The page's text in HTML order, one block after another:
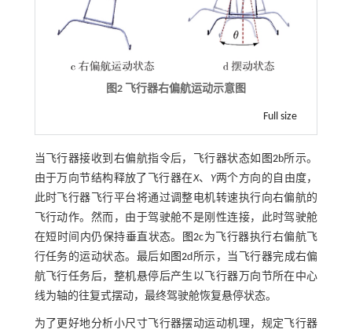
图2 飞行器右偏航运动示意图
Full size
当飞行器接收到右偏航指令后，飞行器状态如 图2b所示。
由于万向节结构释放了飞行器在X、 Y两个方向的自由度，
此时飞行器飞行平台将通过调整电机转速执行向右偏航的
飞行动作。然而，由于驾驶舱不是刚性连接，此时驾驶舱
在短时间内仍保持垂直状态。
图2c为飞行器执行右偏航飞
行任务的运动状态。最后如 图2d所示，当飞行器完成右偏
航飞行任务后，整机悬停后产生以飞行器万向节所在中心
线为轴的往复式摆动，最终驾驶舱恢复悬停状态。
为了更好地分析小尺寸飞行器摆动运动机理，规定飞行器